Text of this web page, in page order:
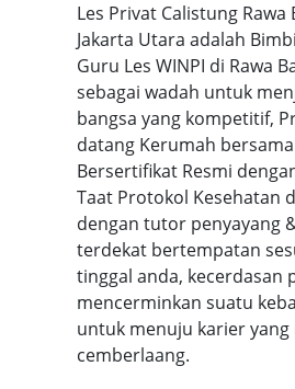
Les Privat Calistung Rawa
Jakarta Utara adalah
Guru Les WINPI di Rawa
sebagai wadah untuk
bangsa yang kompetitif,
datang Kerumah
Bersertifikat Resmi
Taat Protokol Kesehatan
dengan tutor penyayang
terdekat bertempatan
tinggal anda, kecerdasan
mencerminkan suatu
untuk menuju karier yang
cemberlaang.